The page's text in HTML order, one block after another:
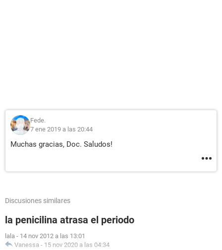
Fede.
7 ene 2019 a las 20:44
Muchas gracias, Doc. Saludos!
Discusiones similares
la penicilina atrasa el periodo
lala - 14 nov 2012 a las 13:01
Vanessa - 15 nov 2020 a las 04:34